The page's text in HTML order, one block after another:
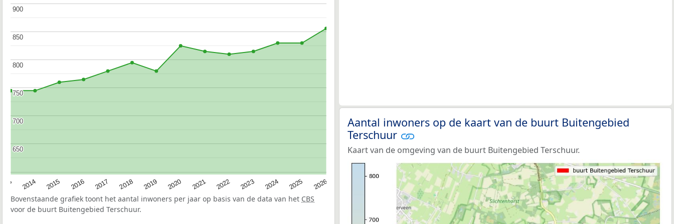
2014 2015 2016 2017 2018 2019 2020 2021 2022 2023 2024 2025 2026
650
650
700
700
750
750
800
800
850
850
900
900
Bovenstaande grafiek toont het aantal inwoners per jaar op basis van de data van het CBS
voor de buurt Buitengebied Terschuur.
Aantal inwoners op de kaart van de buurt Buitengebied
Terschuur
Kaart van de omgeving van de buurt Buitengebied Terschuur.